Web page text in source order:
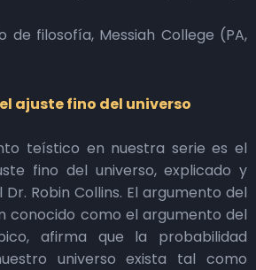
de filosofía, Messiah College (PA,
ajuste fino del universo
teístico en nuestra serie es el
fino del universo, explicado y
Robin Collins. El argumento del
conocido como el argumento del
afirma que la probabilidad
universo exista tal como